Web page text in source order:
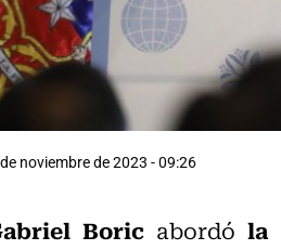
noviembre de 2023 - 09:26
Boricabordó la